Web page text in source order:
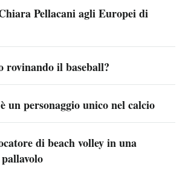
Pellacani agli Europei di
rovinando il baseball?
un personaggio unico nel calcio
di beach volley in una